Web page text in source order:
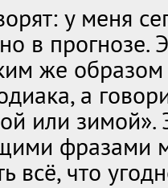
у меня
в прогнозе.
же
а
или зимой».
фразами
всё, что